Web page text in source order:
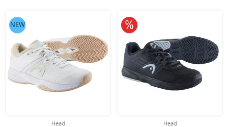
Head
NEW
Head
10% obniżone